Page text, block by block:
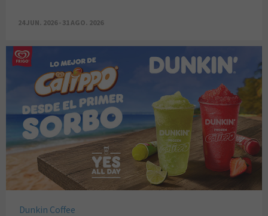
24 JUN. 2026 - 31 AGO. 2026
Dunkin Coffee